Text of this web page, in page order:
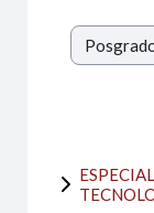
Categorías